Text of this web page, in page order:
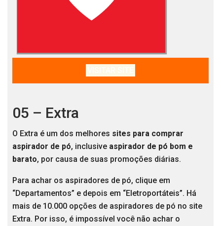
VISITAR SITE
05 – Extra
O Extra é um dos melhores sites para comprar
aspirador de pó, inclusive aspirador de pó bom e
barato, por causa de suas promoções diárias.
Para achar os aspiradores de pó, clique em
“Departamentos” e depois em “Eletroportáteis”. Há
mais de 10.000 opções de aspiradores de pó no site
Extra. Por isso, é impossível você não achar o